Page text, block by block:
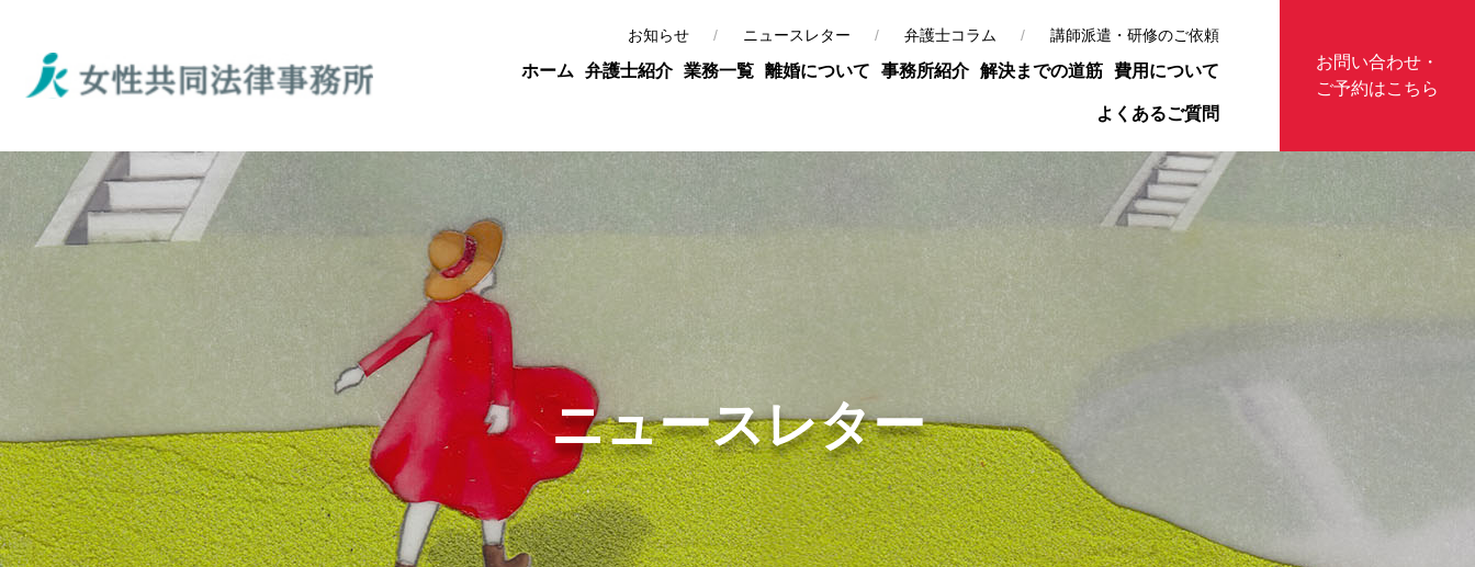
お知らせ ニュースレター 弁護士コラム 講師派遣・研修のご依頼
ホーム 弁護士紹介 業務一覧 離婚について 事務所紹介 解決までの道筋 費用について
よくあるご質問
お問い合わせ・
ご予約はこちら
ニュースレター